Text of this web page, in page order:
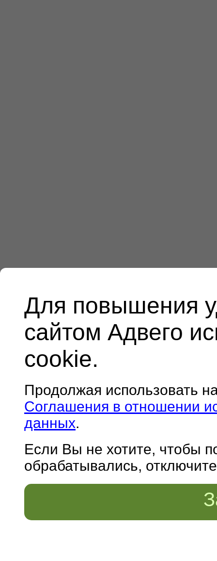
Для повышения
сайтом Адвего
cookie.
Продолжая использовать
Соглашения в отношении
данных.
Если Вы не хотите, чтобы
обрабатывались,